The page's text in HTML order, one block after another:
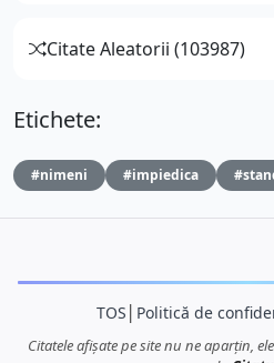
Citate Aleatorii (103987)
Etichete:
#nimeni #impiedica
TOS Politică de
Citatele afișate pe site nu ne aparțin,